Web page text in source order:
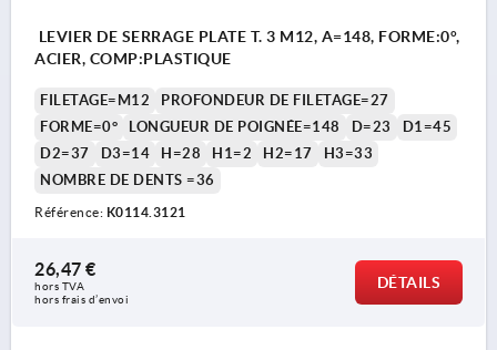
LEVIER DE SERRAGE PLATE T. 3 M12, A=148, FORME:0°,
ACIER, COMP:PLASTIQUE
FILETAGE=M12
PROFONDEUR DE FILETAGE=27
FORME=0°
LONGUEUR DE POIGNÉE=148 D=23
D1=45
D2=37
D3=14 H=28 H1=2 H2=17
H3=33
NOMBRE DE DENTS =36
Référence: K0114.3121
26,47 €
hors TVA
hors frais d’envoi
DÉTAILS